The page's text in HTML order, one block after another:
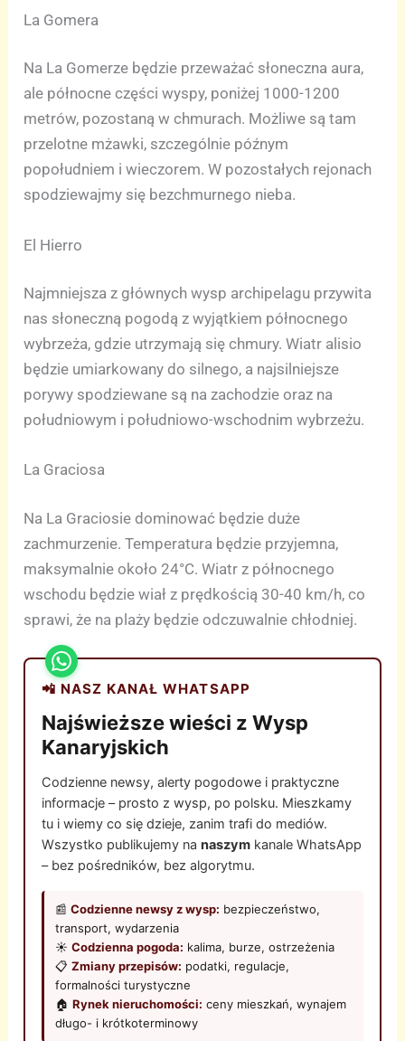
La Gomera
Na La Gomerze będzie przeważać słoneczna aura,
ale północne części wyspy, poniżej 1000-1200
metrów, pozostaną w chmurach. Możliwe są tam
przelotne mżawki, szczególnie późnym
popołudniem i wieczorem. W pozostałych rejonach
spodziewajmy się bezchmurnego nieba.
El Hierro
Najmniejsza z głównych wysp archipelagu przywita
nas słoneczną pogodą z wyjątkiem północnego
wybrzeża, gdzie utrzymają się chmury. Wiatr alisio
będzie umiarkowany do silnego, a najsilniejsze
porywy spodziewane są na zachodzie oraz na
południowym i południowo-wschodnim wybrzeżu.
La Graciosa
Na La Graciosie dominować będzie duże
zachmurzenie. Temperatura będzie przyjemna,
maksymalnie około 24°C. Wiatr z północnego
wschodu będzie wiał z prędkością 30-40 km/h, co
sprawi, że na plaży będzie odczuwalnie chłodniej.
📲 NASZ KANAŁ WHATSAPP
Najświeższe wieści z Wysp
Kanaryjskich
Codzienne newsy, alerty pogodowe i praktyczne
informacje – prosto z wysp, po polsku. Mieszkamy
tu i wiemy co się dzieje, zanim trafi do mediów.
Wszystko publikujemy nanaszym kanale WhatsApp
– bez pośredników, bez algorytmu.
📰Codzienne newsy z wysp: bezpieczeństwo,
transport, wydarzenia
☀️Codzienna pogoda: kalima, burze, ostrzeżenia
📋Zmiany przepisów: podatki, regulacje,
formalności turystyczne
🏠Rynek nieruchomości: ceny mieszkań, wynajem
długo- i krótkoterminowy